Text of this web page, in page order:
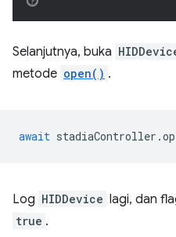
Selanjutnya, buka
metode open() .
await stadiaController .
Log HIDDevice lagi, dan
true .